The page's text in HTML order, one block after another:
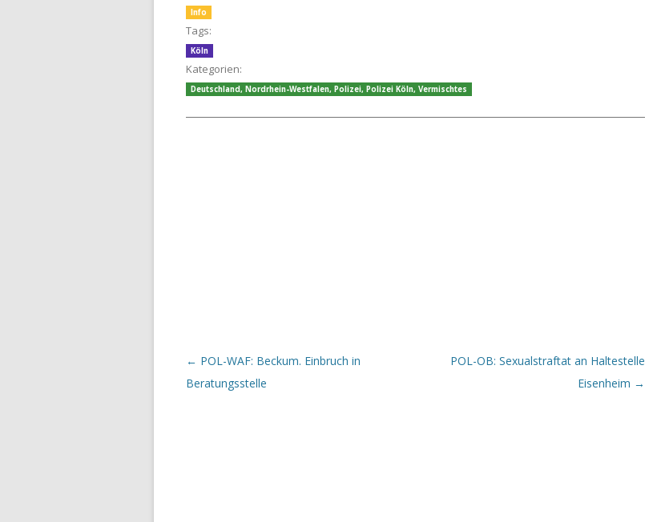
Info
Tags:
Köln
Kategorien:
Deutschland, Nordrhein-Westfalen, Polizei, Polizei Köln, Vermischtes
Beitrags-Navigation
← POL-WAF: Beckum. Einbruch in
Beratungsstelle
POL-OB: Sexualstraftat an Haltestelle
Eisenheim →